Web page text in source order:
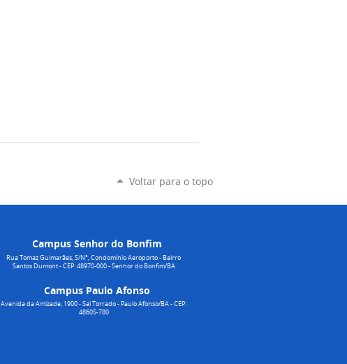
Voltar para o topo
Campus Senhor do Bonfim
Rua Tomaz Guimarães, S/N°, Condomínio Aeroporto - Bairro
Santos Dumont - CEP: 48970-000 - Senhor do Bonfim/BA
Campus Paulo Afonso
Avenida da Amizade, 1900 - Sal Torrado - Paulo Afonso/BA - CEP:
48605-780